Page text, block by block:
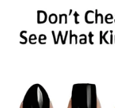
gubi. Možda će
zdravo za gotovo.
Sada birate iz